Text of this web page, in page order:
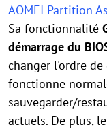
AOMEI Partition
Sa fonctionnalité
démarrage du
changer l'ordre
fonctionne
sauvegarder/
actuels. De plus,